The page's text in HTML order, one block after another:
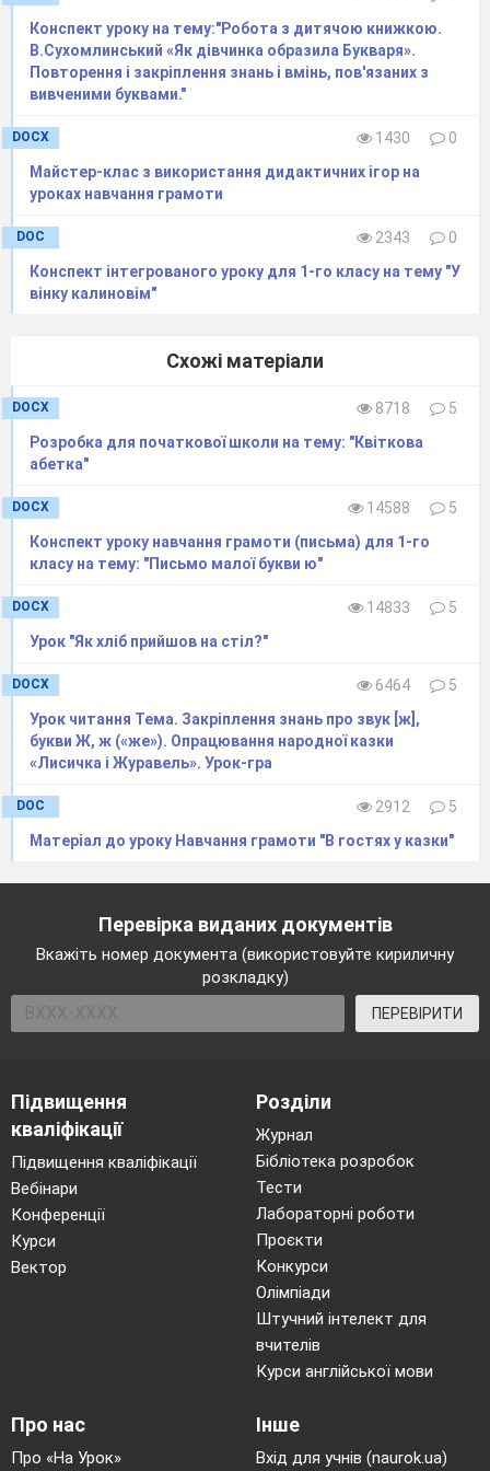
Письмо малої букви ї,
Складання і записування слів з
Україні»(напам’ять)
Письмо великої букви Ї, складів і
Складання і записування слів,
ння буквою Я звука [а] та м’якості
Письмо малої букви я. Порівняння
графічної будови (я,л,м,і) .
буквосполучень, слів
Закріплення звукових значень
слів. Опрацювання вірша
яблуко»
Письмо великої букви Я,
нею. Складання та записування
Складовий аналіз слів. Закріплення
Букви Юю, позначення ними звуків
Позначення буквою Ю звука [у] та
Письмо малої букви ю,
нею. Складання і записування слів з
мовлення
мовленнєвого етикету. Форми
українській мові. Складання і
діалогів
Закріплення звукових значень
Опрацю-вання вірша
В.Сухом-линським .Робота з
Озна-йомлення із
дитячими виданнями («Казковий
Письмо великої букви Ю, складів та
Конспект уроку на тему:"Робота з дитячою книжкою.
В.Сухомлинський «Як дівчинка образила Букваря».
Повторення і закріплення знань і вмінь, пов'язаних з
вивченими буквами."
DOCX 1430
0
Майстер-клас з використання дидактичних ігор на
уроках навчання грамоти
DOC 2343
0
Конспект інтегрованого уроку для 1-го класу на тему "У
вінку калиновім"
Схожі матеріали
DOCX 8718
5
Розробка для початкової школи на тему: "Квіткова
абетка"
DOCX 14588
5
Конспект уроку навчання грамоти (письма) для 1-го
класу на тему: "Письмо малої букви ю"
DOCX 14833
5
Урок "Як хліб прийшов на стіл?"
DOCX 6464
5
Урок читання Тема. Закріплення знань про звук [ж],
букви Ж, ж («же»). Опрацювання народної казки
«Лисичка і Журавель». Урок-гра
DOC 2912
5
Матеріал до уроку Навчання грамоти "В гостях у казки"
Перевірка виданих документів
Вкажіть номер документа (використовуйте кириличну
розкладку)
ПЕРЕВІРИТИ
Підвищення
кваліфікації
Підвищення кваліфікації
Вебінари
Конференції
Курси
Вектор
Розділи
Журнал
Бібліотека розробок
Тести
Лабораторні роботи
Проєкти
Конкурси
Олімпіади
Штучний інтелект для
вчителів
Курси англійської мови
Про нас
Про «На Урок»
Інше
Вхід для учнів (naurok.ua)